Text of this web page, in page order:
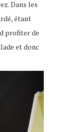
Dans les
étant
profiter de
et donc